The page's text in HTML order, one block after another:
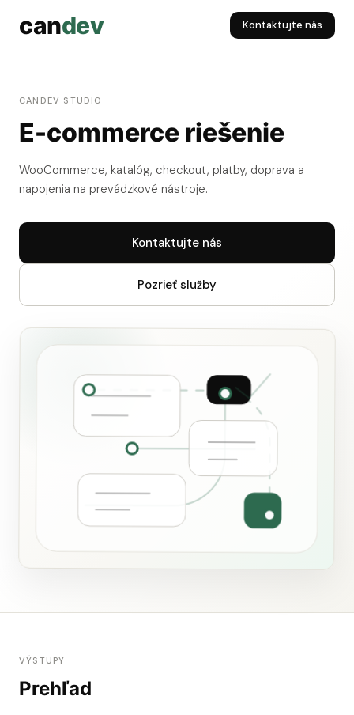
candev Kontaktujte nás
CANDEV STUDIO
E-commerce riešenie
WooCommerce, katalóg, checkout, platby, doprava a
napojenia na prevádzkové nástroje.
Kontaktujte nás
Pozrieť služby
VÝSTUPY
Prehľad